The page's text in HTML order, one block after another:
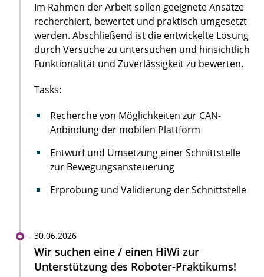
Im Rahmen der Arbeit sollen geeignete Ansätze
recherchiert, bewertet und praktisch umgesetzt
werden. Abschließend ist die entwickelte Lösung
durch Versuche zu untersuchen und hinsichtlich
Funktionalität und Zuverlässigkeit zu bewerten.
Tasks:
Recherche von Möglichkeiten zur CAN-
Anbindung der mobilen Plattform
Entwurf und Umsetzung einer Schnittstelle
zur Bewegungsansteuerung
Erprobung und Validierung der Schnittstelle
30.06.2026
Wir suchen eine / einen HiWi zur
Unterstützung des Roboter-Praktikums!